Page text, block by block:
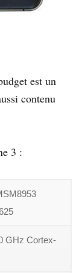
est un
contenu
3 :
GHz Cortex-